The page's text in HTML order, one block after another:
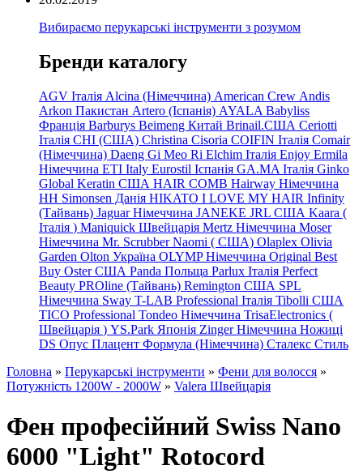
Вибираємо перукарські інструменти з розумом
Бренди каталогу
AGV Італія Alcina (Німеччина) American Crew Andis
Arkon Пакистан Artero (Іспанія) AYALA Babyliss
Франція Barburys Beimeng Китай Brinail.США Ceriotti
Італія CHI (США) Christina Cisoria COIFIN Італія Comair
(Німеччина) Daeng Gi Meo Ri Elchim Італія Enjoy Ermila
Німеччина ETI Italy Eurostil Іспанія GA.MA Італія Ginko
Global Keratin США HAIR COMB Hairway Німеччина
HH Simonsen Данія HIKATO I LOVE MY HAIR Infinity
(Тайвань) Jaguar Німеччина JANEKE JRL США Kaara (
Італія ) Maniquick Швейцарія Mertz Німеччина Moser
Німеччина Mr. Scrubber Naomi ( США) Olaplex Olivia
Garden Olton Україна OLYMP Німеччина Original Best
Buy Oster США Panda Польща Parlux Італія Perfect
Beauty PROline (Тайвань) Remington США SPL
Німеччина Sway T-LAB Professional Італія Tibolli США
TICO Professional Tondeo Німеччина TrisaElectronics (
Швейцарія ) YS.Park Японія Zinger Німеччина Ножиці
DS Опус Плацент Формула (Німеччина) Сталекс Стиль
Головна » Перукарські інструменти » Фени для волосся »
Потужність 1200W - 2000W » Valera Швейцарія
Фен професійний Swiss Nano
6000 "Light" Rotocord